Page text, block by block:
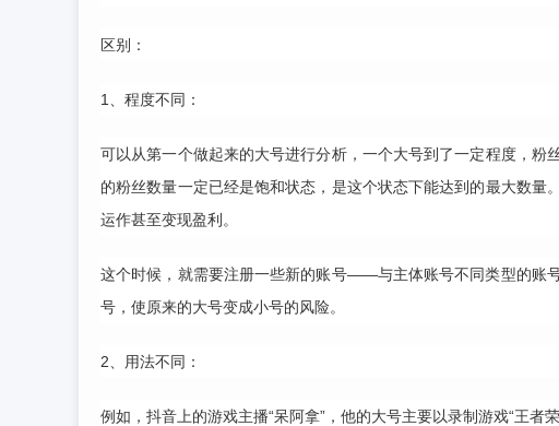
区别：
1、程度不同：
可以从第一个做起来的大号进行分析，一个大号到了一定程度，
的粉丝数量一定已经是饱和状态，是这个状态下能达到的最大数
运作甚至变现盈利。
这个时候，就需要注册一些新的账号——与主体账号不同类型的账
号，使原来的大号变成小号的风险。
2、用法不同：
例如，抖音上的游戏主播“呆阿拿”，他的大号主要以录制游戏“王